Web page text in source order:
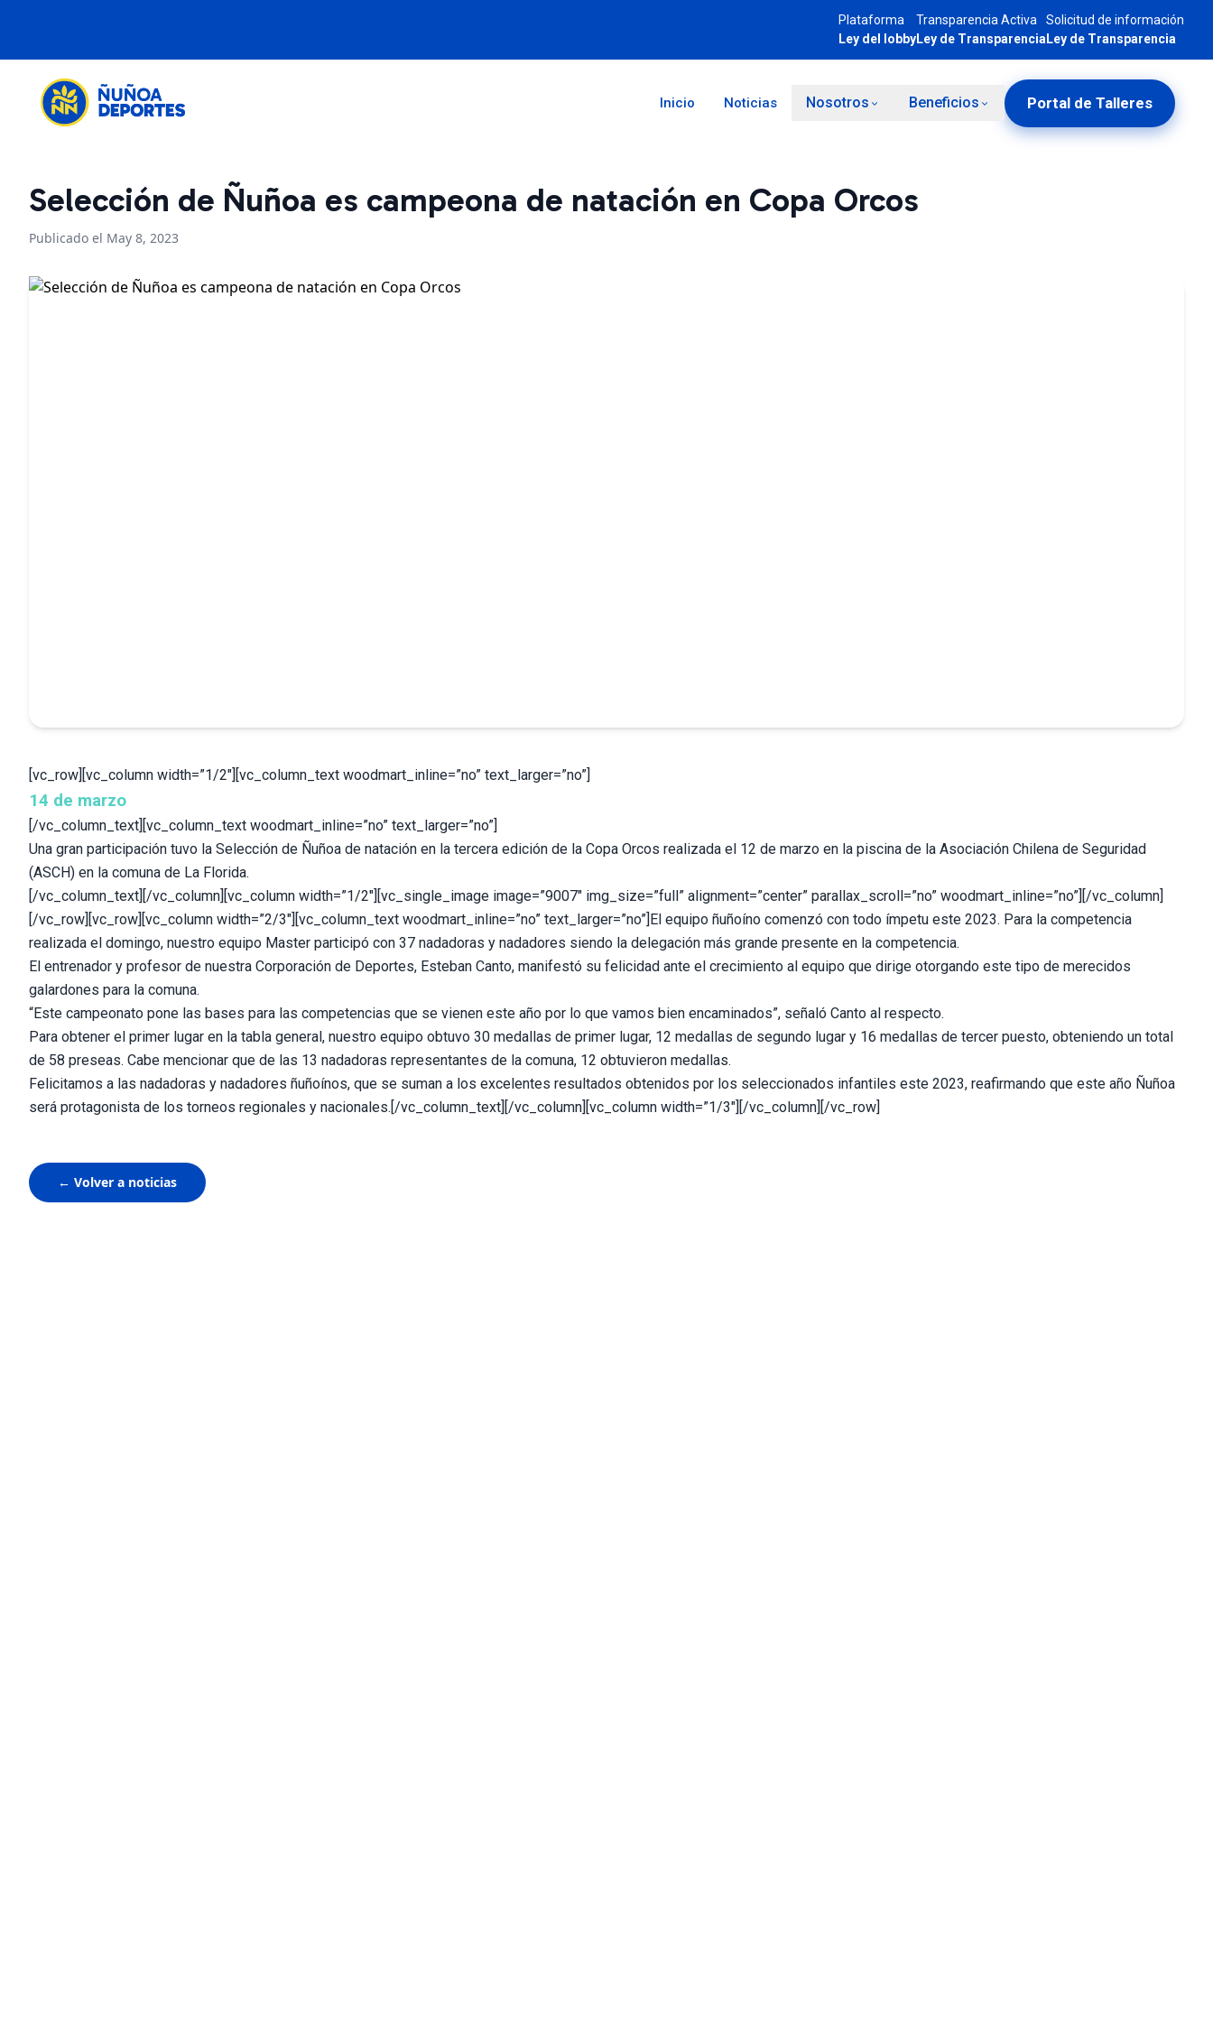
Plataforma
Ley del lobby
Transparencia Activa
Ley de Transparencia
Solicitud de información
Ley de Transparencia
Inicio Noticias Nosotros Beneficios Portal de Talleres
Selección de Ñuñoa es campeona de natación en Copa Orcos
Publicado el May 8, 2023
[vc_row][vc_column width=”1/2″][vc_column_text woodmart_inline=”no” text_larger=”no”]
14 de marzo
[/vc_column_text][vc_column_text woodmart_inline=”no” text_larger=”no”]
Una gran participación tuvo la Selección de Ñuñoa de natación en la tercera edición de la Copa Orcos realizada el 12 de marzo en la piscina de la Asociación Chilena de Seguridad
(ASCH) en la comuna de La Florida.
[/vc_column_text][/vc_column][vc_column width=”1/2″][vc_single_image image=”9007″ img_size=”full” alignment=”center” parallax_scroll=”no” woodmart_inline=”no”][/vc_column]
[/vc_row][vc_row][vc_column width=”2/3″][vc_column_text woodmart_inline=”no” text_larger=”no”]El equipo ñuñoíno comenzó con todo ímpetu este 2023. Para la competencia
realizada el domingo, nuestro equipo Master participó con 37 nadadoras y nadadores siendo la delegación más grande presente en la competencia.
El entrenador y profesor de nuestra Corporación de Deportes, Esteban Canto, manifestó su felicidad ante el crecimiento al equipo que dirige otorgando este tipo de merecidos
galardones para la comuna.
“Este campeonato pone las bases para las competencias que se vienen este año por lo que vamos bien encaminados”, señaló Canto al respecto.
Para obtener el primer lugar en la tabla general, nuestro equipo obtuvo 30 medallas de primer lugar, 12 medallas de segundo lugar y 16 medallas de tercer puesto, obteniendo un total
de 58 preseas. Cabe mencionar que de las 13 nadadoras representantes de la comuna, 12 obtuvieron medallas.
Felicitamos a las nadadoras y nadadores ñuñoínos, que se suman a los excelentes resultados obtenidos por los seleccionados infantiles este 2023, reafirmando que este año Ñuñoa
será protagonista de los torneos regionales y nacionales.[/vc_column_text][/vc_column][vc_column width=”1/3″][/vc_column][/vc_row]
← Volver a noticias